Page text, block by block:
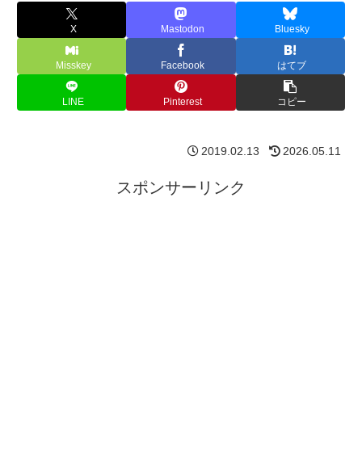
X Mastodon Bluesky
Misskey Facebook はてブ
LINE Pinterest コピー
2019.02.13 2026.05.11
スポンサーリンク